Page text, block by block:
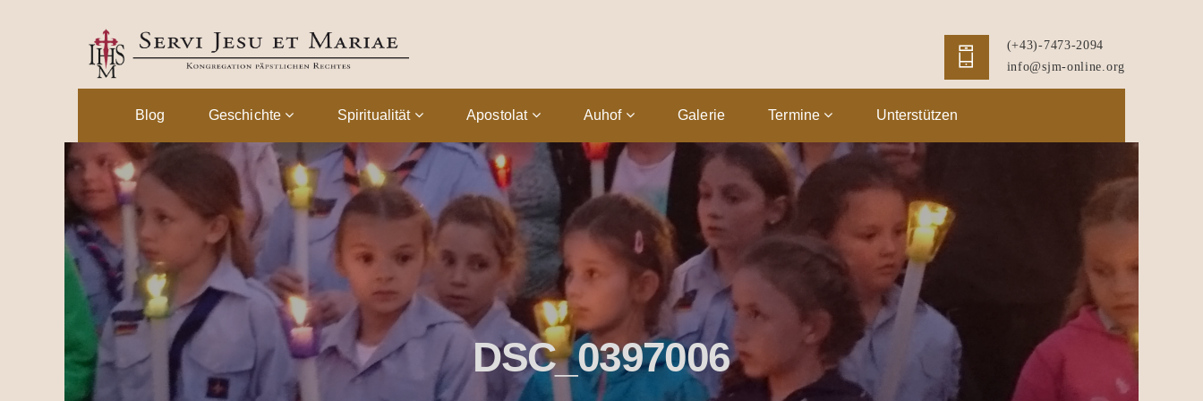
(+43)-7473-2094
info@sjm-online.org
Blog Geschichte Spiritualität Apostolat Auhof Galerie Termine Unterstützen
DSC_0397006